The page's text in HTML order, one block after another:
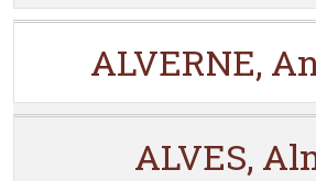
ALVERNE,
ALVES,